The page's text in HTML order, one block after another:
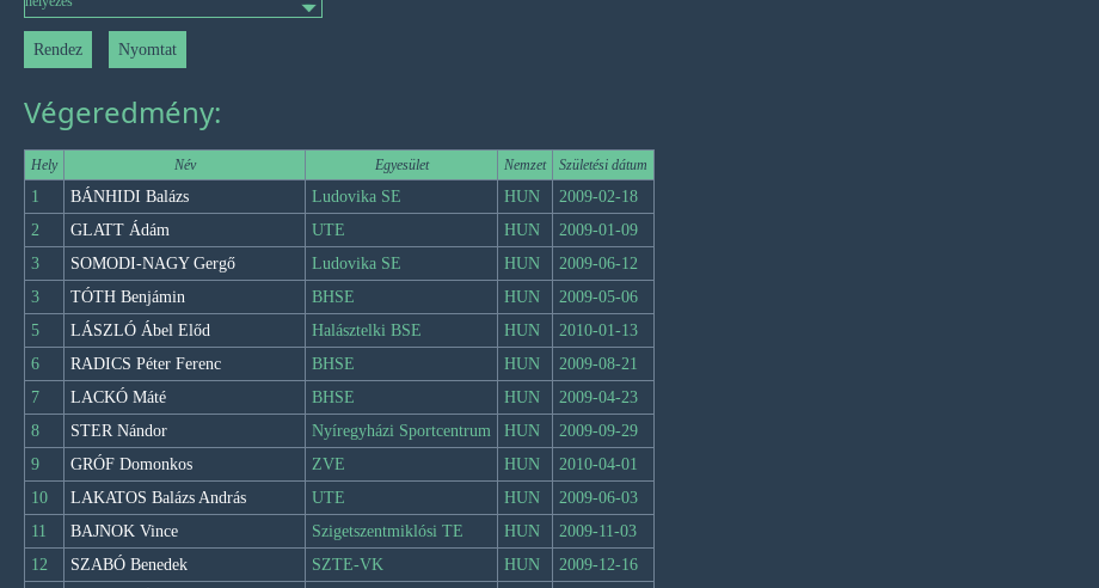
Végeredmény:
Hely Név Egyesület Nemzet Születési dátum
1 BÁNHIDI Balázs Ludovika SE HUN
2009-02-18
2
GLATT Ádám UTE HUN
2009-01-09
3
SOMODI-NAGY Gergő Ludovika SE HUN
2009-06-12
3
TÓTH Benjámin BHSE HUN
2009-05-06
5
LÁSZLÓ Ábel Előd Halásztelki BSE HUN
2010-01-13
6
RADICS Péter Ferenc BHSE HUN
2009-08-21
7
LACKÓ Máté BHSE HUN
2009-04-23
8
STER Nándor Nyíregyházi Sportcentrum HUN
2009-09-29
9
GRÓF Domonkos ZVE HUN
2010-04-01
10
LAKATOS Balázs András UTE HUN
2009-06-03
11
BAJNOK Vince Szigetszentmiklósi TE HUN
2009-11-03
12
SZABÓ Benedek SZTE-VK HUN
2009-12-16